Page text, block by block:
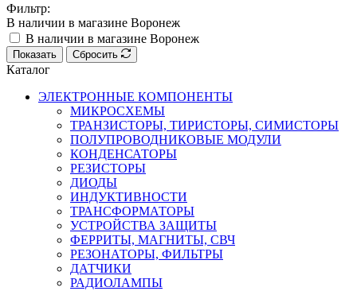
Фильтр:
В наличии в магазине Воронеж
В наличии в магазине Воронеж
Показать Сбросить
Каталог
ЭЛЕКТРОННЫЕ КОМПОНЕНТЫ
МИКРОСХЕМЫ
ТРАНЗИСТОРЫ, ТИРИСТОРЫ, СИМИСТОРЫ
ПОЛУПРОВОДНИКОВЫЕ МОДУЛИ
КОНДЕНСАТОРЫ
РЕЗИСТОРЫ
ДИОДЫ
ИНДУКТИВНОСТИ
ТРАНСФОРМАТОРЫ
УСТРОЙСТВА ЗАЩИТЫ
ФЕРРИТЫ, МАГНИТЫ, СВЧ
РЕЗОНАТОРЫ, ФИЛЬТРЫ
ДАТЧИКИ
РАДИОЛАМПЫ